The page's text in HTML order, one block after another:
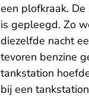
een plofkraak.
is gepleegd. Zo
diezelfde nacht
tevoren benzine
tankstation
bij een